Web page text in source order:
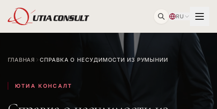
RU
ГЛАВНАЯ СПРАВКА О НЕСУДИМОСТИ ИЗ РУМЫНИИ
ЮТИА КОНСАЛТ